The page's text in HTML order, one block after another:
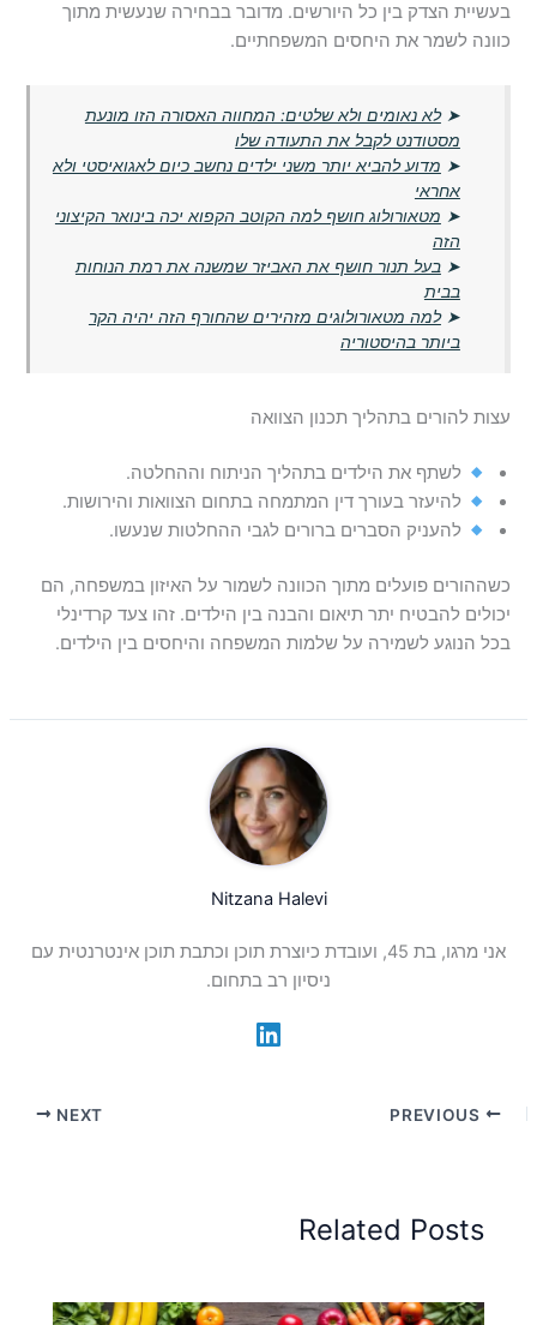
בעשיית הצדק בין כל היורשים. מדובר בבחירה שנעשית מתוך
כוונה לשמר את היחסים המשפחתיים.
➤לא נאומים ולא שלטים: המחווה האסורה הזו מונעת
מסטודנט לקבל את התעודה שלו
➤ מדוע להביא יותר משני ילדים נחשב כיום לאגואיסטי ולא
אחראי
➤ מטאורולוג חושף למה הקוטב הקפוא יכה בינואר הקיצוני
הזה
➤בעל תנור חושף את האביזר שמשנה את רמת הנוחות
בבית
➤למה מטאורולוגים מזהירים שהחורף הזה יהיה הקר
ביותר בהיסטוריה
עצות להורים בתהליך תכנון הצוואה
לשתף את הילדים בתהליך הניתוח וההחלטה.
להיעזר בעורך דין המתמחה בתחום הצוואות והירושות.
להעניק הסברים ברורים לגבי ההחלטות שנעשו.
כשההורים פועלים מתוך הכוונה לשמור על האיזון במשפחה, הם
יכולים להבטיח יתר תיאום והבנה בין הילדים. זהו צעד קרדינלי
בכל הנוגע לשמירה על שלמות המשפחה והיחסים בין הילדים.
Nitzana Halevi
אני מרגו, בת 45, ועובדת כיוצרת תוכן וכתבת תוכן אינטרנטית עם
ניסיון רב בתחום.
NEXT
Related Posts